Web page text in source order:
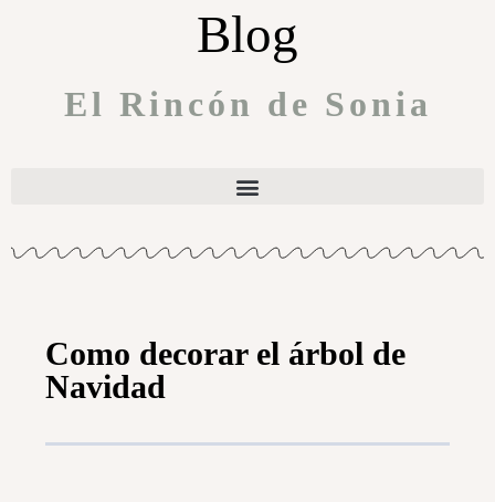
Blog
El Rincón de Sonia
Como decorar el árbol de
Navidad